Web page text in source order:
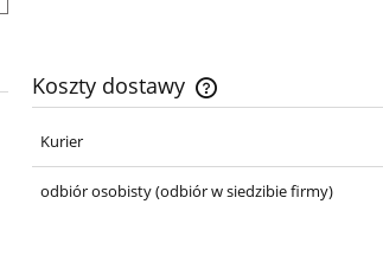
Koszty dostawy
Cena nie zawiera
płatności
Kurier
odbiór osobisty(odbiór w siedzibie firmy)